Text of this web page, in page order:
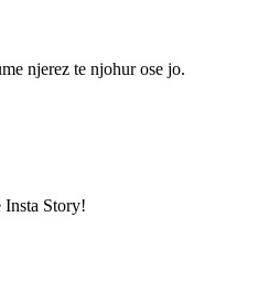
njerez te njohur ose jo.
Insta Story!